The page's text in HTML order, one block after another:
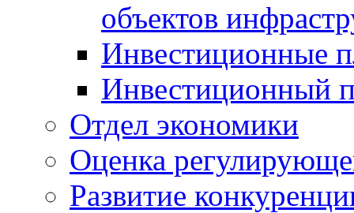
объектов
Инвестиционные
Инвестиционный
Отдел экономики
Оценка
Развитие